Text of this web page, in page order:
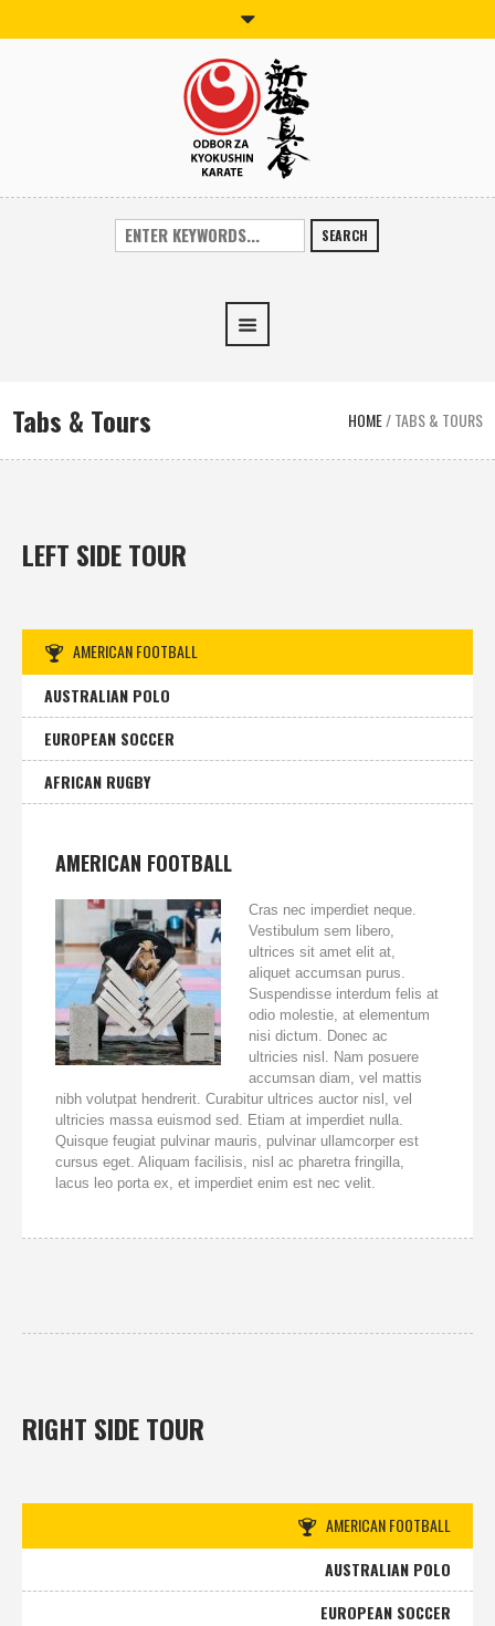
SEARCH
Tabs & Tours HOME/TABS & TOURS
LEFT SIDE TOUR
AMERICAN FOOTBALL
AUSTRALIAN POLO
EUROPEAN SOCCER
AFRICAN RUGBY
AMERICAN FOOTBALL
Cras nec imperdiet neque.
Vestibulum sem libero,
ultrices sit amet elit at,
aliquet accumsan purus.
Suspendisse interdum felis at
odio molestie, at elementum
nisi dictum. Donec ac
ultricies nisl. Nam posuere
accumsan diam, vel mattis
nibh volutpat hendrerit. Curabitur ultrices auctor nisl, vel
ultricies massa euismod sed. Etiam at imperdiet nulla.
Quisque feugiat pulvinar mauris, pulvinar ullamcorper est
cursus eget. Aliquam facilisis, nisl ac pharetra fringilla,
lacus leo porta ex, et imperdiet enim est nec velit.
RIGHT SIDE TOUR
AMERICAN FOOTBALL
AUSTRALIAN POLO
EUROPEAN SOCCER